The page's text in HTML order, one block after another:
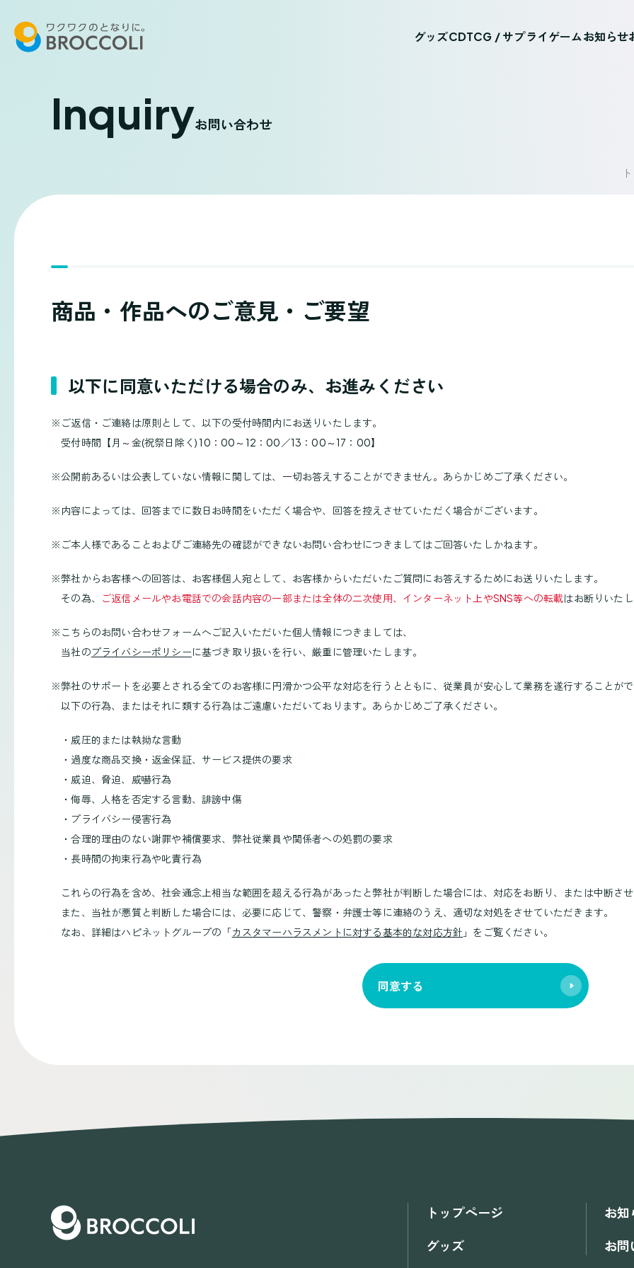
グッズCDTCG / サプライゲームお知らせ
Inquiryお問い合わせ
商品・作品へのご意見・ご要望
以下に同意いただける場合のみ、お進みください
※ ご返信・ご連絡は原則として、以下の受付時間内にお送りいたします。
受付時間【月～金(祝祭日除く) 10：00～12：00／13：00～17：00】
※公開前あるいは公表していない情報に関しては、一切お答えすることができません。あらかじめご了承ください。
※ 内容によっては、回答までに数日お時間をいただく場合や、回答を控えさせていただく場合がございます。
※ ご本人様であることおよびご連絡先の確認ができないお問い合わせにつきましてはご回答いたしかねます。
※弊社からお客様への回答は、お客様個人宛として、お客様からいただいたご質問にお答えするためにお送りいたします。
その為、
ご返信メールやお電話での会話内容の一部または全体の二次使用、インターネット上やSNS等への転載はお断りいた
※ こちらのお問い合わせフォームへご記入いただいた個人情報につきましては、
当社のプライバシーポリシーに基づき取り扱いを行い、厳重に管理いたします。
※弊社のサポートを必要とされる全てのお客様に円滑かつ公平な対応を行うとともに、従業員が安心して業務を遂行することが
以下の行為、またはそれに類する行為はご遠慮いただいております。あらかじめご了承ください。
・ 威圧的または執拗な言動
・ 過度な商品交換・返金保証、サービス提供の要求
・ 威迫、脅迫、威嚇行為
・侮辱、人格を否定する言動、誹謗中傷
・ プライバシー侵害行為
・合理的理由のない謝罪や補償要求、弊社従業員や関係者への処罰の要求
・ 長時間の拘束行為や叱責行為
これらの行為を含め、社会通念上相当な範囲を超える行為があったと弊社が判断した場合には、対応をお断り、または中断さ
また、当社が悪質と判断した場合には、必要に応じて、警察・弁護士等に連絡のうえ、適切な対処をさせていただきます。
なお、詳細はハピネットグループの「カスタマーハラスメントに対する基本的な対応方針 」をご覧ください。
同意する
トップページ
グッズ
お知
お問